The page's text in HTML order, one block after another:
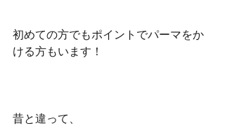
初めての方でもポイントでパーマをか
ける方もいます！
昔と違って、